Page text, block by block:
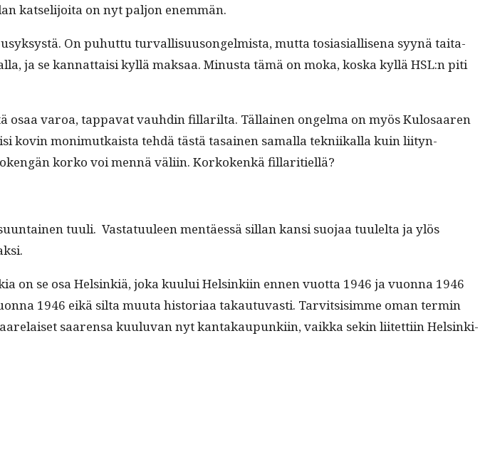
kat­seli­joi­ta on nyt paljon enemmän.
On puhut­tu tur­val­lisu­u­songelmista, mut­ta tosi­asial­lise­na syynä taita­
ja se kan­nat­taisi kyl­lä mak­saa. Minus­ta tämä on moka, kos­ka kyl­lä HSL:n piti
varoa, tap­pa­vat vauhdin fil­lar­il­ta. Täl­lainen ongel­ma on myös Kulosaaren
kovin mon­imutkaista tehdä tästä tasainen samal­la tekni­ikalla kuin liityn­
korko voi men­nä väli­in. Korko­kenkä fillaritiellä?
tuuli. Vas­tatu­uleen men­täessä sil­lan kan­si suo­jaa tuulelta ja ylös
se osa Helsinkiä, joka kuu­lui Helsinki­in ennen vuot­ta 1946 ja vuon­na 1946
1946 eikä sil­ta muu­ta his­to­ri­aa takau­tu­vasti. Tarvit­sisimme oman ter­min
saaren­sa kuu­lu­van nyt kan­takaupunki­in, vaik­ka sekin liitet­ti­in Helsinki­